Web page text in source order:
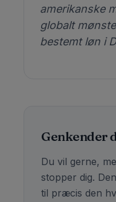
amerikanske
globalt
bestemt løn i
Genkender
Du vil gerne,
stopper dig.
til præcis den